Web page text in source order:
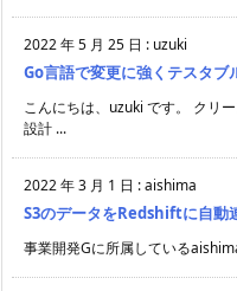
2022 年 5 月 25 日 : uzuki
Go言語で変更に強くテスタブ
こんにちは、uzuki です。 クリ
設計 ...
2022 年 3 月 1 日 :aishima
S3のデータをRedshiftに自動
事業開発Gに所属している